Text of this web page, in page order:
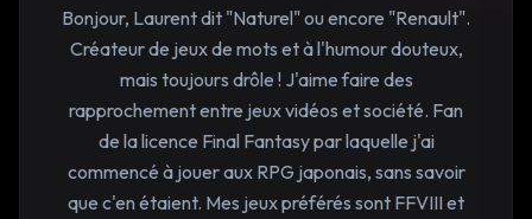
Bonjour, Laurent dit "Naturel" ou encore "Renault".
Créateur de jeux de mots et à l'humour douteux,
mais toujours drôle ! J'aime faire des
rapprochement entre jeux vidéos et société. Fan
de la licence Final Fantasy par laquelle j'ai
commencé à jouer aux RPG japonais, sans savoir
que c'en étaient. Mes jeux préférés sont FFVIII et